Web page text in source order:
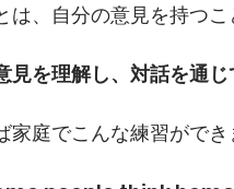
は、自分の意見を持つこ
見を理解し、対話を通
家庭でこんな練習ができ